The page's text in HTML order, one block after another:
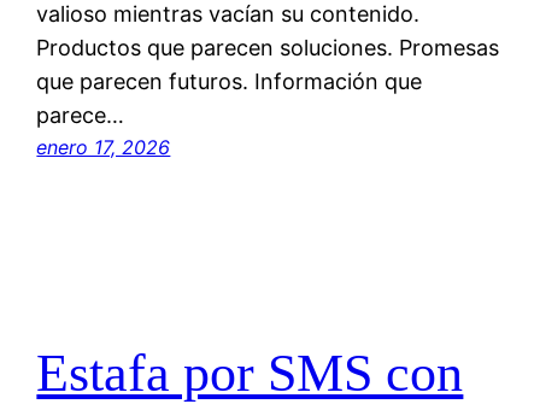
valioso mientras vacían su contenido.
Productos que parecen soluciones. Promesas
que parecen futuros. Información que
parece…
enero 17, 2026
Estafa por SMS con